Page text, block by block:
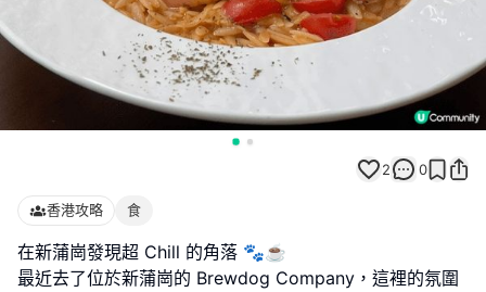
2 0
香港攻略 食
在新蒲崗發現超 Chill 的角落 🐾☕️
最近去了位於新蒲崗的 Brewdog Company，這裡的氛圍